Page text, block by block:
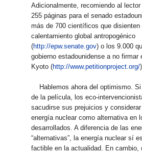
Adicionalmente, recomiendo al
255 páginas para el senado
más de 700 científicos que disienten
calentamiento global antropogénico
(http://epw.senate.gov) o los 9.000
gobierno estadounidense a no firmar
Kyoto (http://www.petitionproject.org/)
Hablemos ahora del optimismo.
de la película, los eco-
sacudirse sus prejuicios y
energía nuclear como alternativa en
desarrollados. A diferencia de las
“alternativas”, la energía nuclear sí
factible en la actualidad. En cambio,